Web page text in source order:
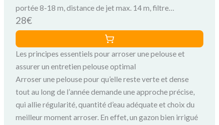
portée 8-18 m, distance de jet max. 14 m, filtre
métallique intégré (18702-20)
28€
Les principes essentiels pour arroser une pelouse et
assurer un entretien pelouse optimal
Arroser une pelouse pour qu’elle reste verte et dense
tout au long de l’année demande une approche précise,
qui allie régularité, quantité d’eau adéquate et choix du
meilleur moment arroser. En effet, un gazon bien irrigué